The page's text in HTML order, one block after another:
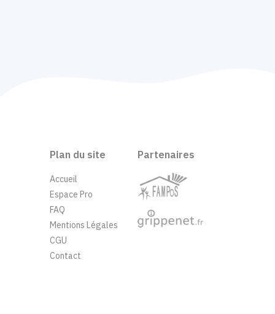
Plan du site
Accueil
Espace Pro
FAQ
Mentions Légales
CGU
Contact
Partenaires